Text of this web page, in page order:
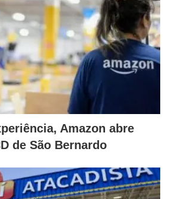
Amazon abre
de São Bernardo